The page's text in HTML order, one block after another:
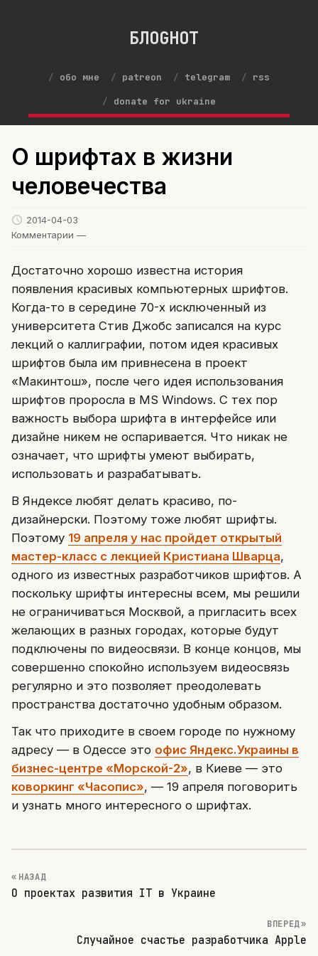
БЛОGНОТ
обо мне patreon telegram
rss
donate for ukraine
О шрифтах в жизни
человечества
2014-04-03
Комментарии —
Достаточно хорошо известна история
появления красивых компьютерных шрифтов.
Когда-то в середине 70-х исключенный из
университета Стив Джобс записался на курс
лекций о каллиграфии, потом идея красивых
шрифтов была им привнесена в проект
«Макинтош», после чего идея использования
шрифтов проросла в MS Windows. С тех пор
важность выбора шрифта в интерфейсе или
дизайне никем не оспаривается. Что никак не
означает, что шрифты умеют выбирать,
использовать и разрабатывать.
В Яндексе любят делать красиво, по-
дизайнерски. Поэтому тоже любят шрифты.
Поэтому 19 апреля у нас пройдет открытый
мастер-класс с лекцией Кристиана Шварца,
одного из известных разработчиков шрифтов. А
поскольку шрифты интересны всем, мы решили
не ограничиваться Москвой, а пригласить всех
желающих в разных городах, которые будут
подключены по видеосвязи. В конце концов, мы
совершенно спокойно используем видеосвязь
регулярно и это позволяет преодолевать
пространства достаточно удобным образом.
Так что приходите в своем городе по нужному
адресу — в Одессе это офис Яндекс.Украины в
бизнес-центре «Морской-2», в Киеве — это
коворкинг «Часопис», — 19 апреля поговорить
и узнать много интересного о шрифтах.
« НАЗАД
О проектах развития IT в Украине
ВПЕРЕД »
Случайное счастье разработчика Apple